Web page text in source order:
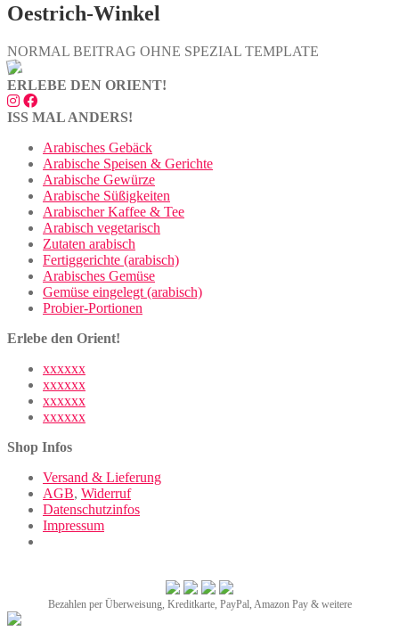
Oestrich-Winkel
NORMAL BEITRAG OHNE SPEZIAL TEMPLATE
ERLEBE DEN ORIENT!
ISS MAL ANDERS!
Arabisches Gebäck
Arabische Speisen & Gerichte
Arabische Gewürze
Arabische Süßigkeiten
Arabischer Kaffee & Tee
Arabisch vegetarisch
Zutaten arabisch
Fertiggerichte (arabisch)
Arabisches Gemüse
Gemüse eingelegt (arabisch)
Probier-Portionen
Erlebe den Orient!
xxxxxx
xxxxxx
xxxxxx
xxxxxx
Shop Infos
Versand & Lieferung
AGB, Widerruf
Datenschutzinfos
Impressum